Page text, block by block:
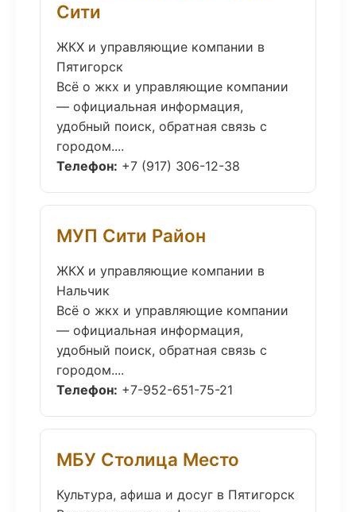
Сити
ЖКХ и управляющие компании в
Пятигорск
Всё о жкх и управляющие компании
— официальная информация,
удобный поиск, обратная связь с
городом....
Телефон: +7 (917) 306-12-38
МУП Сити Район
ЖКХ и управляющие компании в
Нальчик
Всё о жкх и управляющие компании
— официальная информация,
удобный поиск, обратная связь с
городом....
Телефон: +7-952-651-75-21
МБУ Столица Место
Культура, афиша и досуг в Пятигорск